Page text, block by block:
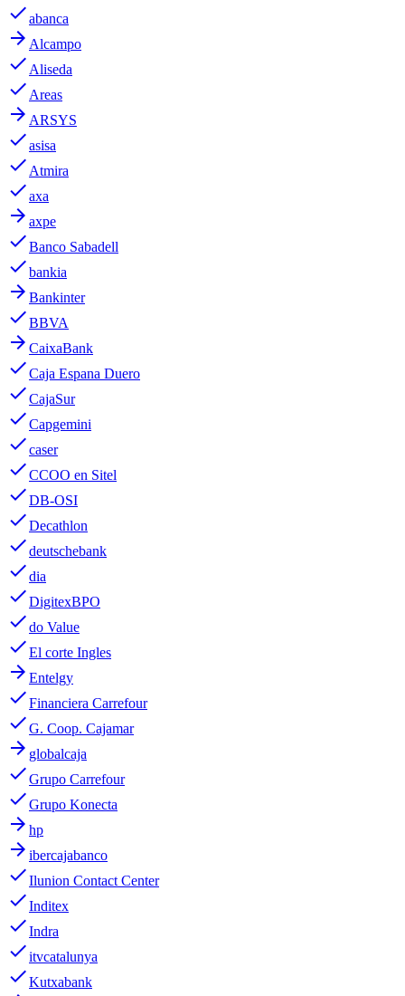
doneabanca
arrow_forward Alcampo
done Aliseda
done Areas
arrow_forward ARSYS
doneasisa
done Atmira
doneaxa
arrow_forward axpe
doneBanco Sabadell
donebankia
arrow_forward Bankinter
doneBBVA
arrow_forward CaixaBank
doneCaja Espana Duero
doneCajaSur
doneCapgemini
donecaser
doneCCOO en Sitel
doneDB-OSI
doneDecathlon
donedeutschebank
donedia
doneDigitexBPO
donedo Value
doneEl corte Ingles
arrow_forward Entelgy
doneFinanciera Carrefour
doneG. Coop. Cajamar
arrow_forward globalcaja
doneGrupo Carrefour
doneGrupo Konecta
arrow_forward hp
arrow_forward ibercajabanco
doneIlunion Contact Center
doneInditex
doneIndra
doneitvcatalunya
doneKutxabank